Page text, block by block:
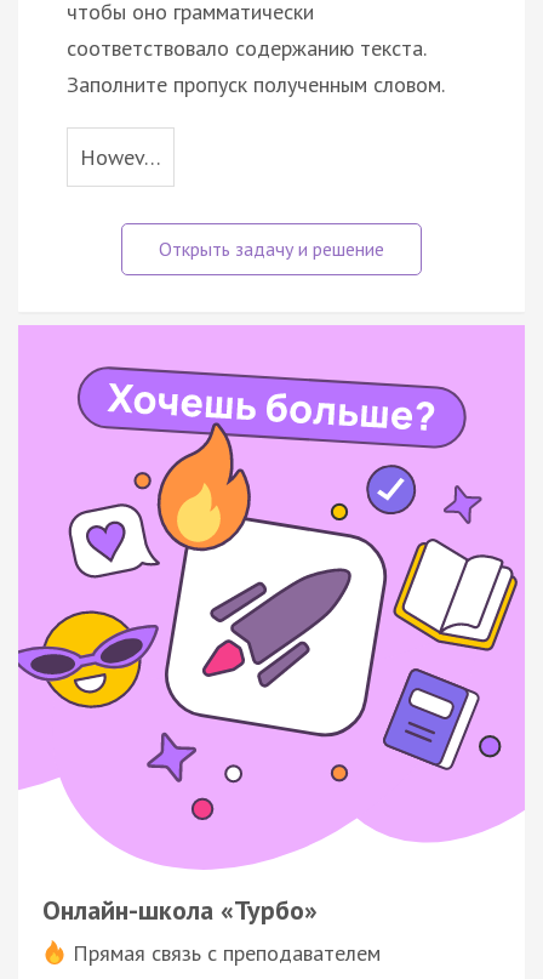
чтобы оно грамматически
соответствовало содержанию текста.
Заполните пропуск полученным словом.
Howev…
Онлайн-школа «Турбо»
Прямая связь с преподавателем